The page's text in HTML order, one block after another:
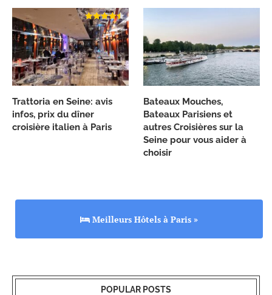
Trattoria en Seine: avis
infos, prix du dîner
croisière italien à Paris
Bateaux Mouches,
Bateaux Parisiens et
autres Croisières sur la
Seine pour vous aider à
choisir
Meilleurs Hôtels à Paris »
POPULAR POSTS